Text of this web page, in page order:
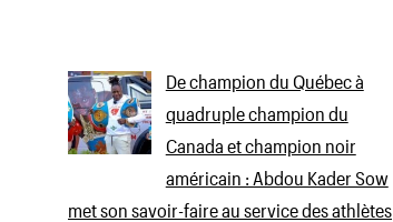
De champion du Québec à
quadruple champion du
Canada et champion noir
américain : Abdou Kader Sow
met son savoir-faire au service des athlètes